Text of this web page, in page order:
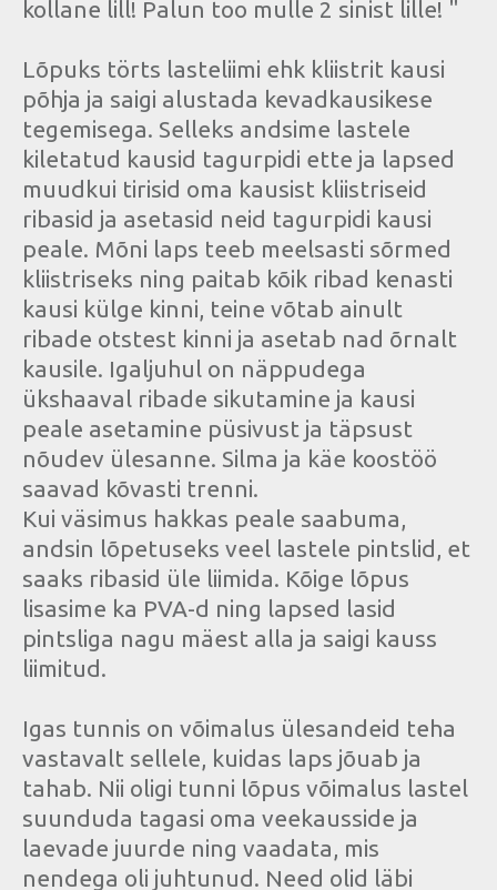
kollane lill! Palun too mulle 2 sinist lille! "
Lõpuks törts lasteliimi ehk kliistrit kausi
põhja ja saigi alustada kevadkausikese
tegemisega. Selleks andsime lastele
kiletatud kausid tagurpidi ette ja lapsed
muudkui tirisid oma kausist kliistriseid
ribasid ja asetasid neid tagurpidi kausi
peale. Mõni laps teeb meelsasti sõrmed
kliistriseks ning paitab kõik ribad kenasti
kausi külge kinni, teine võtab ainult
ribade otstest kinni ja asetab nad õrnalt
kausile. Igaljuhul on näppudega
ükshaaval ribade sikutamine ja kausi
peale asetamine püsivust ja täpsust
nõudev ülesanne. Silma ja käe koostöö
saavad kõvasti trenni.
Kui väsimus hakkas peale saabuma,
andsin lõpetuseks veel lastele pintslid, et
saaks ribasid üle liimida. Kõige lõpus
lisasime ka PVA-d ning lapsed lasid
pintsliga nagu mäest alla ja saigi kauss
liimitud.
Igas tunnis on võimalus ülesandeid teha
vastavalt sellele, kuidas laps jõuab ja
tahab. Nii oligi tunni lõpus võimalus lastel
suunduda tagasi oma veekausside ja
laevade juurde ning vaadata, mis
nendega oli juhtunud. Need olid läbi